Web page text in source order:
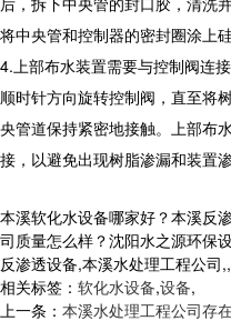
将中央管和控制器的密封圈涂上硅
4.上部布水装置需要与控制阀连
顺时针方向旋转控制阀，直至将
央管道保持紧密地接触。上部布
接，以避免出现树脂渗漏和装置渗
本溪软化水设备哪家好？本溪反
司质量怎么样？沈阳水之源环保
反渗透设备,本溪水处理工程公司
相关标签： 软化水设备,设备,
上一条： 本溪水处理工程公司存